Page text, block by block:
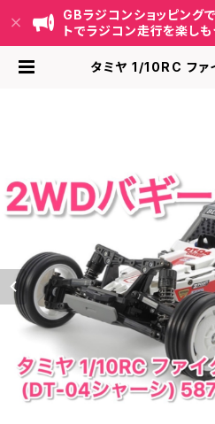
GBラジコンショッピング
トでラジコン走行を楽しも
タミヤ 1/10RC ファ